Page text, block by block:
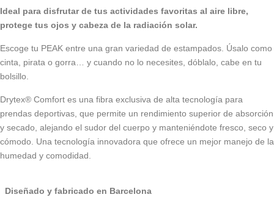
Ideal para disfrutar de tus actividades favoritas al aire libre,
protege tus ojos y cabeza de la radiación solar.
Escoge tu PEAK entre una gran variedad de estampados. Úsalo como
cinta, pirata o gorra… y cuando no lo necesites, dóblalo, cabe en tu
bolsillo.
Drytex® Comfort es una fibra exclusiva de alta tecnología para
prendas deportivas, que permite un rendimiento superior de absorción
y secado, alejando el sudor del cuerpo y manteniéndote fresco, seco y
cómodo. Una tecnología innovadora que ofrece un mejor manejo de la
humedad y comodidad.
Diseñado y fabricado en Barcelona